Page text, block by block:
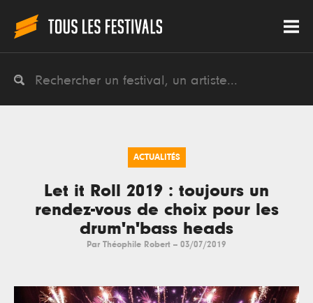
ACTUALITÉS
Let it Roll 2019 : toujours un
rendez-vous de choix pour les
drum'n'bass heads
Par Théophile Robert -- 03/07/2019